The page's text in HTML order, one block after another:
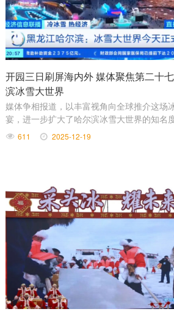
开园三日刷屏海内外 媒体聚焦第二十
滨冰雪大世界
媒体争相报道，以丰富视角向全球推介这场
宴，进一步扩大了哈尔滨冰雪大世界的知名
影响力，让中国冰雪文旅魅力持续走向世界。
611 2025-12-19